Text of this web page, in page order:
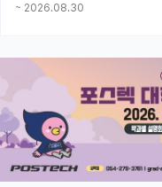
~ 2026.08.30